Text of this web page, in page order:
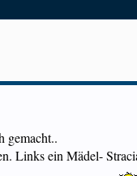
gemacht..
Links ein Mädel-